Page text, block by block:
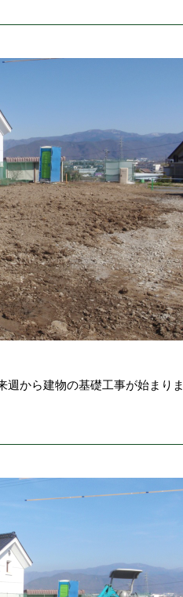
週から建物の基礎工事が始まりま